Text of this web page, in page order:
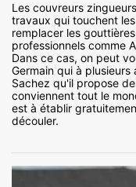
Les couvreurs
travaux qui touchent
remplacer les
professionnels comme
Dans ce cas, on peut
Germain qui à
Sachez qu'il propose
conviennent tout le
est à établir
découler.